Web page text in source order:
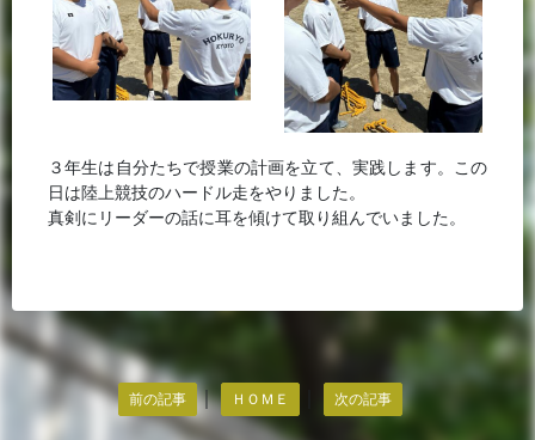
３年生は自分たちで授業の計画を立て、実践します。この
日は陸上競技のハードル走をやりました。
真剣にリーダーの話に耳を傾けて取り組んでいました。
前の記事 ｜ ＨＯＭＥ 次の記事